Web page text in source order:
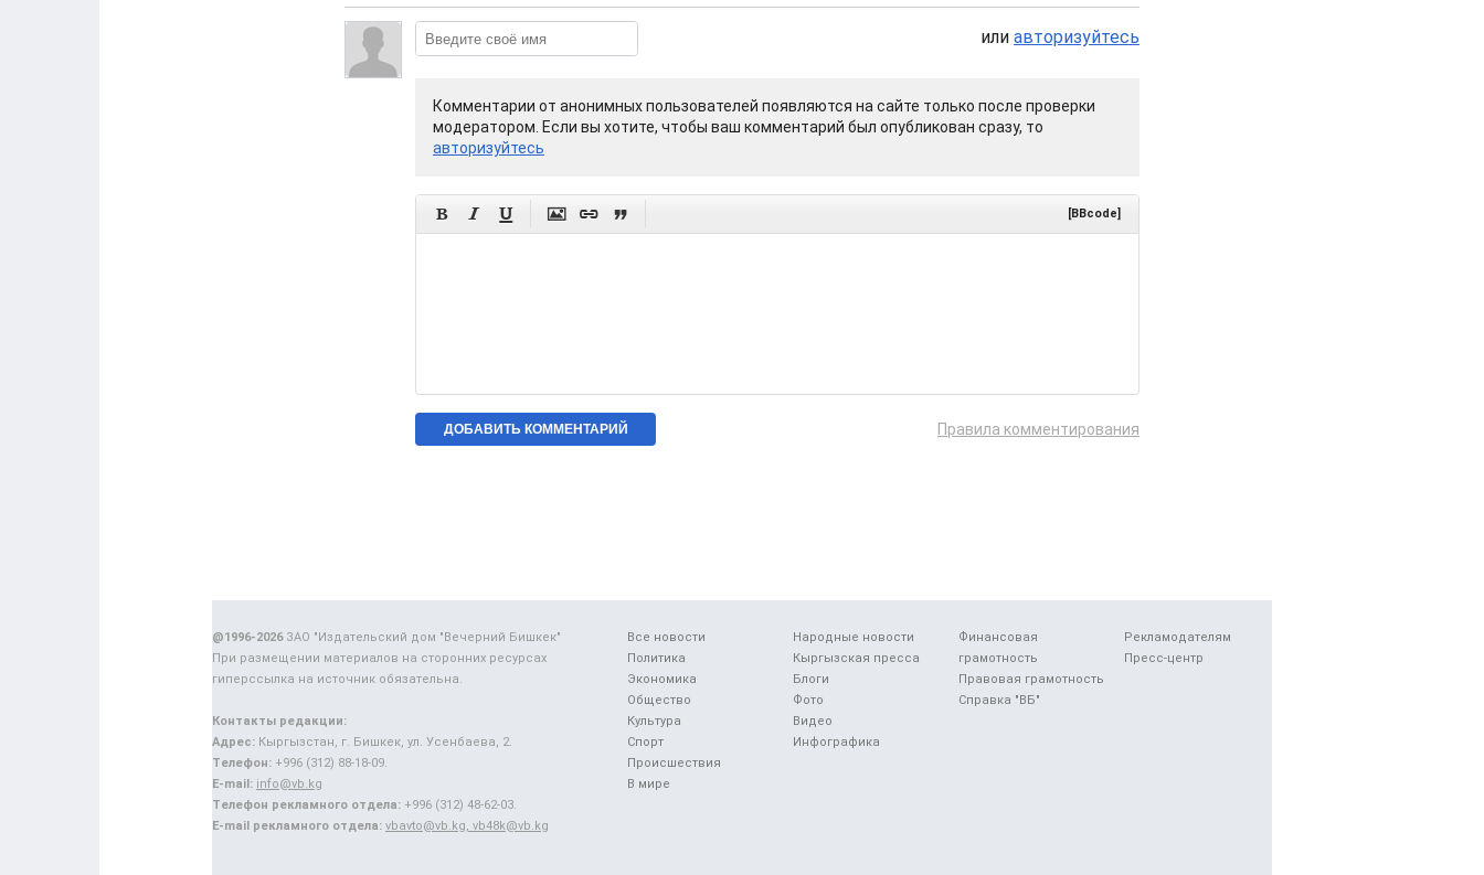
или авторизуйтесь
Комментарии от анонимных пользователей появляются на сайте только после проверки
модератором. Если вы хотите, чтобы ваш комментарий был опубликован сразу, то
авторизуйтесь
      [BBcode]
Правила комментирования
Все новости
Политика
Экономика
Общество
Культура
Спорт
Происшествия
В мире
Народные новости
Кыргызская пресса
Блоги
Фото
Видео
Инфографика
Финансовая
грамотность
Правовая грамотность
Справка "ВБ"
Рекламодателям
Пресс-центр
@1996-2026ЗАО "Издательский дом "Вечерний Бишкек"
При размещении материалов на сторонних ресурсах
гиперссылка на источник обязательна.
Контакты редакции:
Адрес: Кыргызстан, г. Бишкек, ул. Усенбаева, 2.
Телефон: +996 (312) 88-18-09.
E-mail: info@vb.kg
Телефон рекламного отдела: +996 (312) 48-62-03.
E-mail рекламного отдела: vbavto@vb.kg, vb48k@vb.kg